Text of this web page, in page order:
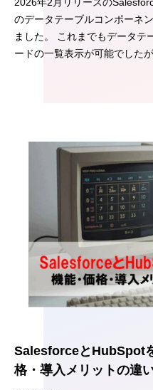
のデータテーブルコンポーネ
ました。 これまでもデータテ
ードの一覧表示が可能でした
SalesforceとHubSpot
格・導入メリットの違